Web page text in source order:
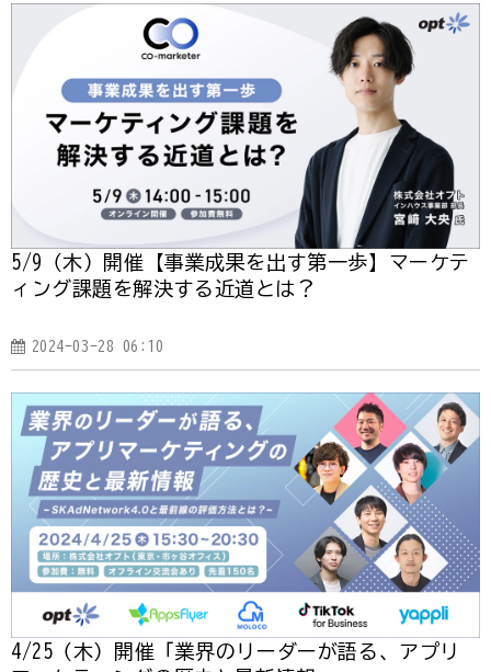
5/9（木）開催【事業成果を出す第一歩】マーケテ
ィング課題を解決する近道とは？
2024-03-28 06:10
4/25（木）開催「業界のリーダーが語る、アプリ